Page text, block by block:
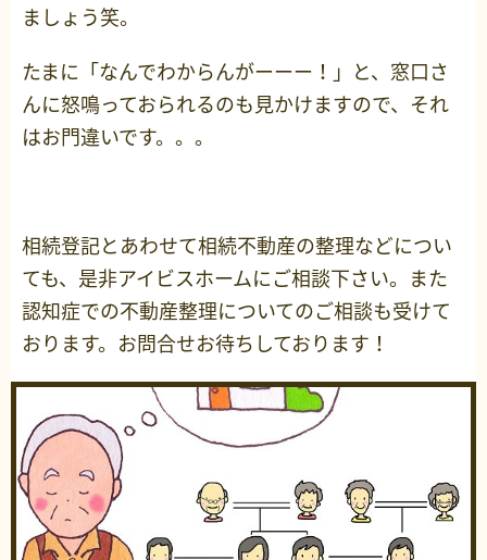
ましょう笑。
たまに「なんでわからんがーーー！」と、窓口さ
んに怒鳴っておられるのも見かけますので、それ
はお門違いです。。。
相続登記とあわせて相続不動産の整理などについ
ても、是非アイビスホームにご相談下さい。また
認知症での不動産整理についてのご相談も受けて
おります。お問合せお待ちしております！